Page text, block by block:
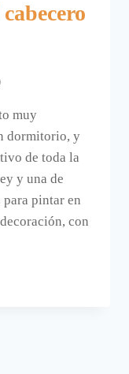
muy
dormitorio, y
de toda la
y una de
pintar en
con